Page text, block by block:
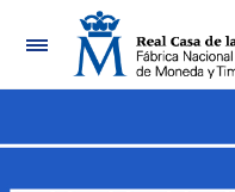
Navegació